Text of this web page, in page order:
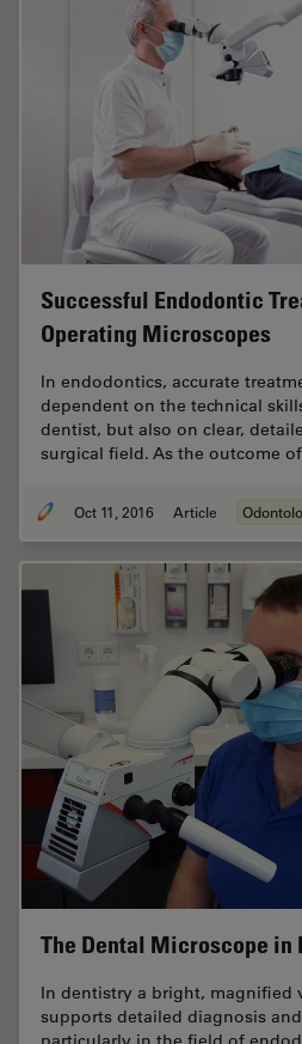
Successful Endodontic
Operating Microscopes
In endodontics, accurate
dependent on the technical
dentist, but also on clear,
surgical field. As the outcome
Oct 11, 2016 Article
The Dental Microscope in
In dentistry a bright, magnified
supports detailed diagnosis